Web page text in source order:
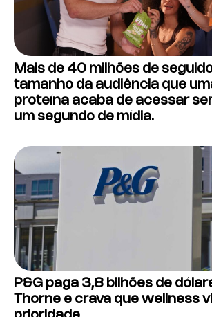
Mais de 40 milhões de
tamanho da audiência que
proteína acaba de acessar
um segundo de mídia.
P&G paga 3,8 bilhões de
Thorne e crava que wellness